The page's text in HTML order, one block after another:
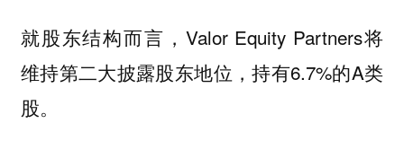
就股东结构而言，Valor Equity Partners将
维持第二大披露股东地位，持有6.7%的A类
股。